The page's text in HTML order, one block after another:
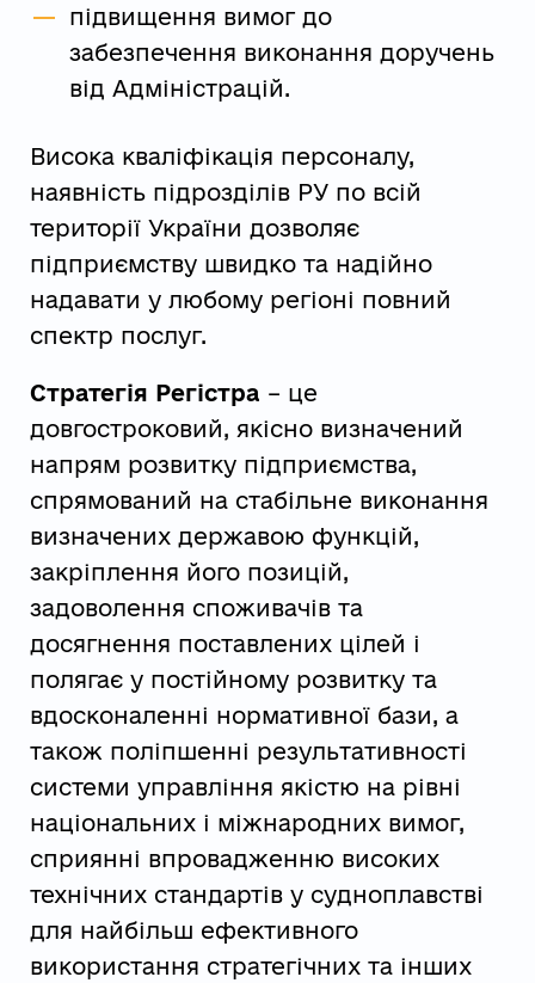
підвищення вимог до
забезпечення виконання доручень
від Адміністрацій.
Висока кваліфікація персоналу,
наявність підрозділів РУ по всій
території України дозволяє
підприємству швидко та надійно
надавати у любому регіоні повний
спектр послуг.
Стратегія Регістра – це
довгостроковий, якісно визначений
напрям розвитку підприємства,
спрямований на стабільне виконання
визначених державою функцій,
закріплення його позицій,
задоволення споживачів та
досягнення поставлених цілей і
полягає у постійному розвитку та
вдосконаленні нормативної бази, а
також поліпшенні результативності
системи управління якістю на рівні
національних і міжнародних вимог,
сприянні впровадженню високих
технічних стандартів у судноплавстві
для найбільш ефективного
використання стратегічних та інших